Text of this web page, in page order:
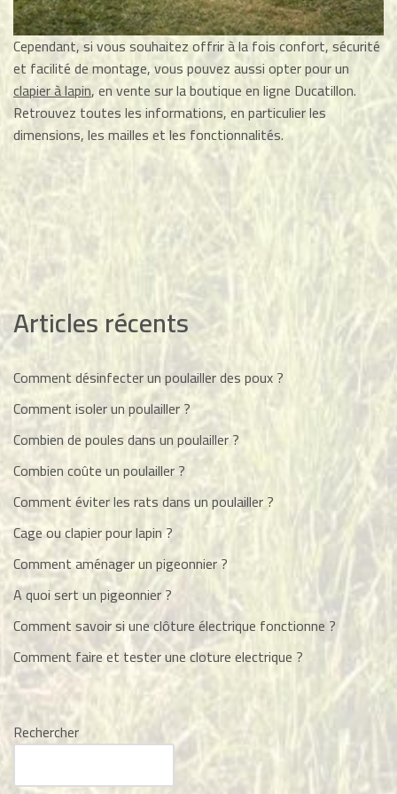
Cependant, si vous souhaitez offrir à la fois confort, sécurité
et facilité de montage, vous pouvez aussi opter pour un
clapier à lapin, en vente sur la boutique en ligne Ducatillon.
Retrouvez toutes les informations, en particulier les
dimensions, les mailles et les fonctionnalités.
Articles récents
Comment désinfecter un poulailler des poux ?
Comment isoler un poulailler ?
Combien de poules dans un poulailler ?
Combien coûte un poulailler ?
Comment éviter les rats dans un poulailler ?
Cage ou clapier pour lapin ?
Comment aménager un pigeonnier ?
A quoi sert un pigeonnier ?
Comment savoir si une clôture électrique fonctionne ?
Comment faire et tester une cloture electrique ?
Rechercher